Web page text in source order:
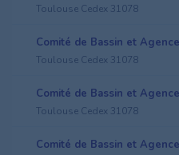
Toulouse Cedex 31078
Comité de Bassin et
Toulouse Cedex 31078
Comité de Bassin et
Toulouse Cedex 31078
Comité de Bassin et